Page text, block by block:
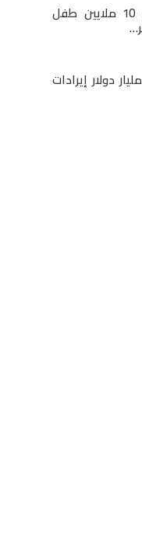
«الصحة»: فحص أكثر من 10 ملايين طفل
«إيلي ليلي» تحقق 22.97 مليار دولار إيرادات